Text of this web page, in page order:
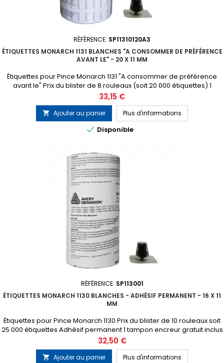
RÉFÉRENCE: SP11310120A3
ÉTIQUETTES MONARCH 1131 BLANCHES "A CONSOMMER DE PRÉFÉRENCE
AVANT LE" - 20 X 11 MM
Étiquettes pour Pince Monarch 1131 "A consommer de préférence
avant le" Prix du blister de 8 rouleaux (soit 20 000 étiquettes) 1
tampon encreur gratuit inclus dans chaque blister
Prix
33,15 €
 Ajouter au panier Plus d'informations
 Disponible
RÉFÉRENCE: SP113001
ÉTIQUETTES MONARCH 1130 BLANCHES - ADHÉSIF PERMANENT - 16 X 11
MM
Étiquettes pour Pince Monarch 1130 Prix du blister de 10 rouleaux soit
25 000 étiquettes Adhésif permanent 1 tampon encreur gratuit inclus
dans chaque blister
Prix
32,50 €
 Ajouter au panier Plus d'informations